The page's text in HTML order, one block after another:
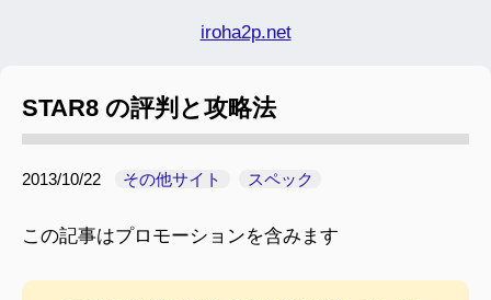
STAR8 の評判と攻略法
2013/10/22 その他サイト スペック
この記事はプロモーションを含みます
iroha2p.net